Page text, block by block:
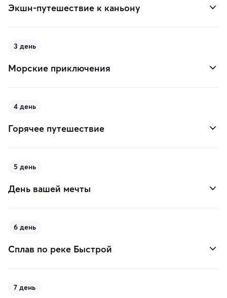
Экшн-путешествие к каньону
3 день
Морские приключения
4 день
Горячее путешествие
5 день
День вашей мечты
6 день
Сплав по реке Быстрой
7 день